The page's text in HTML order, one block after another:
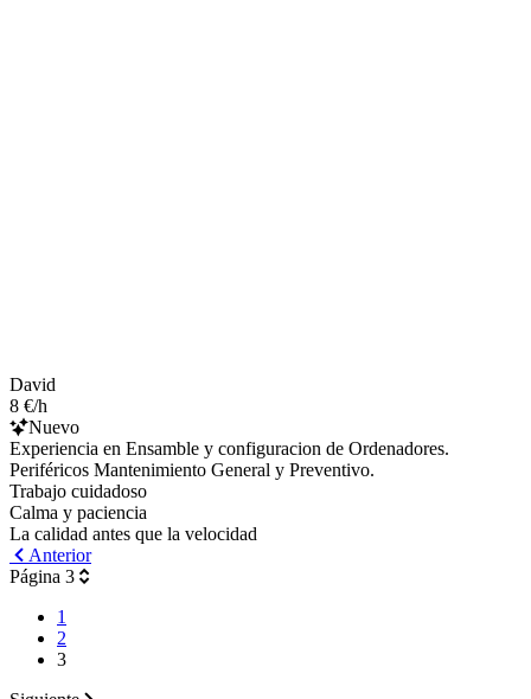
David
8 €/h
Nuevo
Experiencia en Ensamble y configuracion de Ordenadores.
Periféricos Mantenimiento General y Preventivo.
Trabajo cuidadoso
Calma y paciencia
La calidad antes que la velocidad
Anterior
Página 3
1
2
3